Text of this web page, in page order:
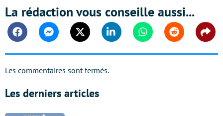
La rédaction vous conseille aussi...
FacebookMessengerTwitter Linkedin WhatsappReddit
Les commentaires sont fermés.
Les derniers articles